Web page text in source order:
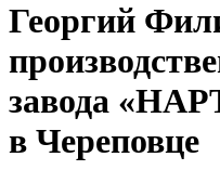
Георгий
завода
в Череповце